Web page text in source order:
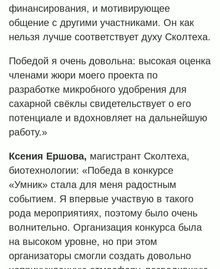
финансирования, и мотивирующее
общение с другими участниками. Он как
нельзя лучше соответствует духу Сколтеха.
Победой я очень довольна: высокая оценка
членами жюри моего проекта по
разработке микробного удобрения для
сахарной свёклы свидетельствует о его
потенциале и вдохновляет на дальнейшую
работу.»
Ксения Ершова, магистрант Сколтеха,
биотехнологии: «Победа в конкурсе
«Умник» стала для меня радостным
событием. Я впервые участвую в такого
рода мероприятиях, поэтому было очень
волнительно. Организация конкурса была
на высоком уровне, но при этом
организаторы смогли создать довольно